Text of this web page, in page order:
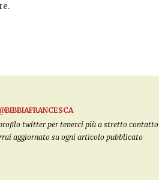
twitter per tenerci più a stretto contatto
aggiornato su ogni articolo pubblicato